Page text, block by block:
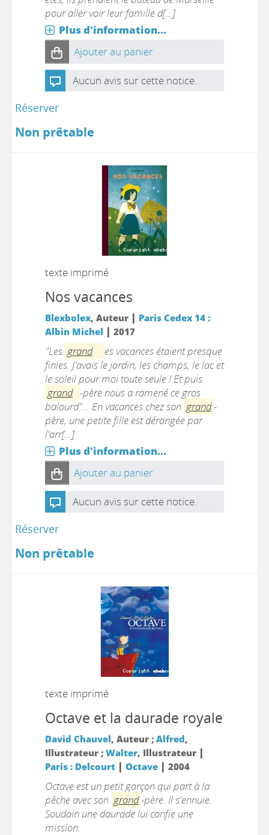
pour aller voir leur famille d[...]
Plus d'information...
Ajouter au panier
Aucun avis sur cette notice.
Réserver
Non prêtable
texte imprimé
Nos vacances
Blexbolex, Auteur | Paris Cedex 14 :
Albin Michel | 2017
"Les grand
es vacances étaient presque
finies. J'avais le jardin, les champs, le lac et
le soleil pour moi toute seule ! Et puis
grand -père nous a ramené ce gros
balourd"... En vacances chez son grand-
père, une petite fille est dérangée par
l'arr[...]
Plus d'information...
Ajouter au panier
Aucun avis sur cette notice.
Réserver
Non prêtable
texte imprimé
Octave et la daurade royale
David Chauvel, Auteur ; Alfred,
Illustrateur ; Walter, Illustrateur |
Paris : Delcourt| Octave| 2004
Octave est un petit garçon qui part à la
pêche avec son grand-père. Il s'ennuie.
Soudain une daurade lui confie une
mission.